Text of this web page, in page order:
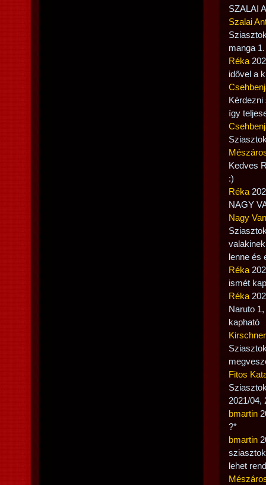
SZALAI
Szalai
manga
Réka
idővel a
így
Kedves
:)
Réka
NAGY
Nagy
lenne és
Réka
ismét
Réka
Naruto
kapható
Fitos
2021/04,
bmartin
?*
bmartin
lehet